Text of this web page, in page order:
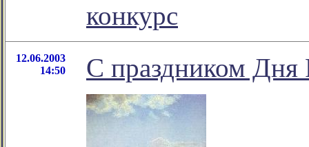
конкурс
12.06.2003
14:50
С праздником Дня